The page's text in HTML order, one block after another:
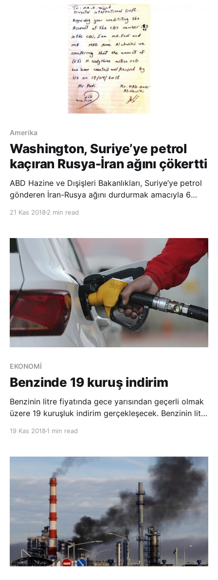
göre yüzde 19,2 arttı. Türkiye İstatis
Amerika
Washington, Suriye’ye petrol
kaçıran Rusya-İran ağını çökertti
ABD Hazine ve Dışişleri Bakanlıkları, Suriye’ye petrol
gönderen İran-Rusya ağını durdurmak amacıyla 6
Bakanlıklardan yapılan açıklamada, Rus şirketlerin
Suriye’ye kaçırdığı belirtildi. ABD yönetimi,
21 Kas 2018 2 min read
EKONOMİ
Benzinde 19 kuruş indirim
Benzinin litre fiyatında gece yarısından geçerli olmak
üzere 19 kuruşluk indirim gerçekleşecek. Benzinin litre
alınan bilgiye göre, söz konusu indirim b
19 Kas 2018 1 min read